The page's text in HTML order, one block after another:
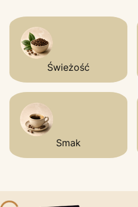
Świeżość
Smak